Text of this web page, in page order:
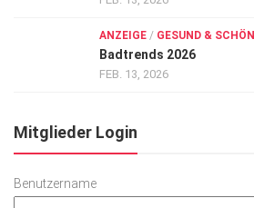
ANZEIGE / GESUND & SCHÖN
Badtrends 2026
FEB. 13, 2026
Mitglieder Login
Benutzername